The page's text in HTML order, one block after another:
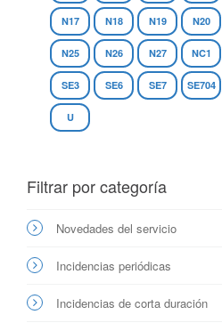
N17 N18 N19 N20
N25 N26 N27 NC1
SE3 SE6 SE7 SE704
U
Filtrar por categoría
Novedades del servicio
Incidencias periódicas
Incidencias de corta duración